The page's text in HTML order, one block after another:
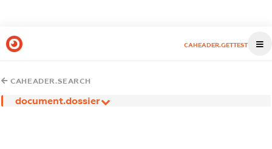
CAHEADER.GETTEST
CAHEADER.SEARCH
document.dossier